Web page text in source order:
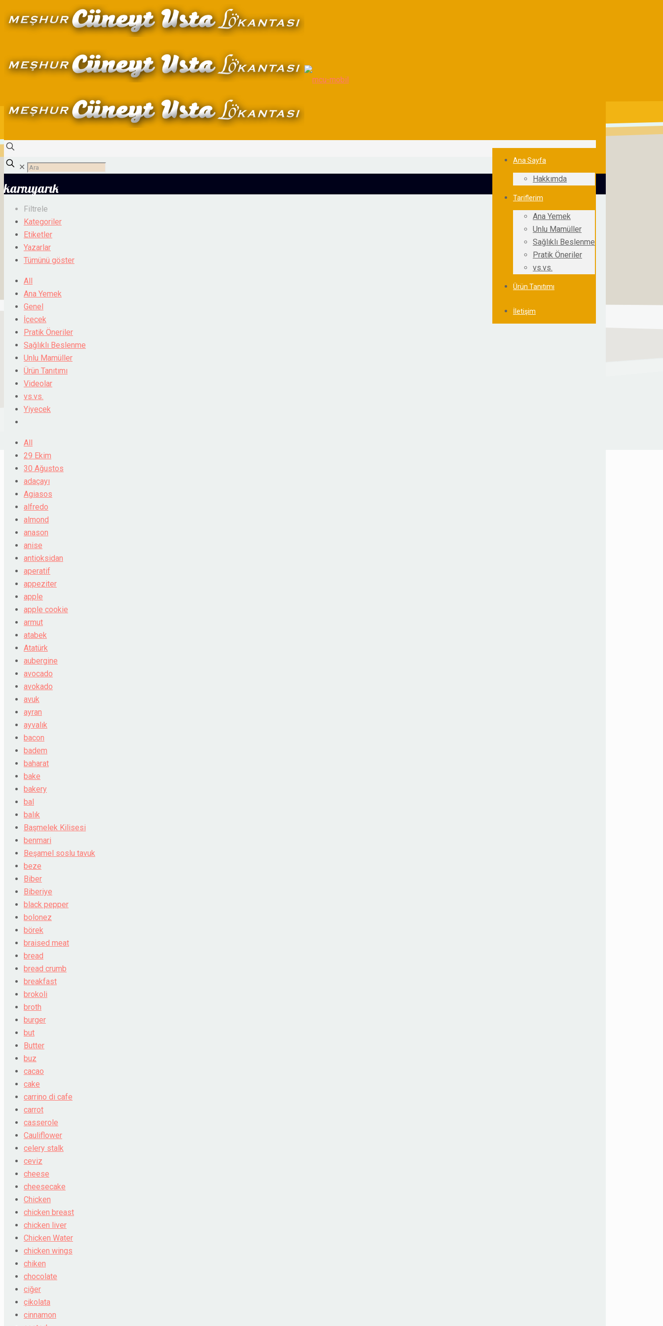
Ana Sayfa
Hakkımda
Tariflerim
Ana Yemek
Unlu Mamüller
Sağlıklı Beslenme
Pratik Öneriler
vs.vs.
Ürün Tanıtımı
İletişim
✕
karnıyarık
Filtrele
Kategoriler
Etiketler
Yazarlar
Tümünü göster
All
Ana Yemek
Genel
İçecek
Pratik Öneriler
Sağlıklı Beslenme
Unlu Mamüller
Ürün Tanıtımı
Videolar
vs.vs.
Yiyecek
All
29 Ekim
30 Ağustos
adaçayı
Agiasos
alfredo
almond
anason
anise
antioksidan
aperatif
appeziter
apple
apple cookie
armut
atabek
Atatürk
aubergine
avocado
avokado
avuk
ayran
ayvalık
bacon
badem
baharat
bake
bakery
bal
balık
Başmelek Kilisesi
benmari
Beşamel soslu tavuk
beze
Biber
Biberiye
black pepper
bolonez
börek
braised meat
bread
bread crumb
breakfast
brokoli
broth
burger
but
Butter
buz
cacao
cake
carrino di cafe
carrot
casserole
Cauliflower
celery stalk
ceviz
cheese
cheesecake
Chicken
chicken breast
chicken liver
Chicken Water
chicken wings
chiken
chocolate
ciğer
çikolata
cinnamon